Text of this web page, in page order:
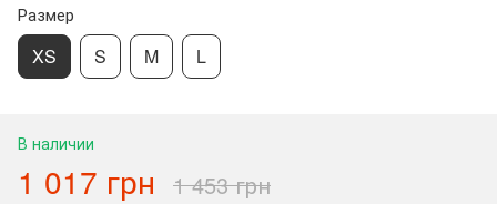
Размер
XS S M L
В наличии
1 017 грн 1 453 грн